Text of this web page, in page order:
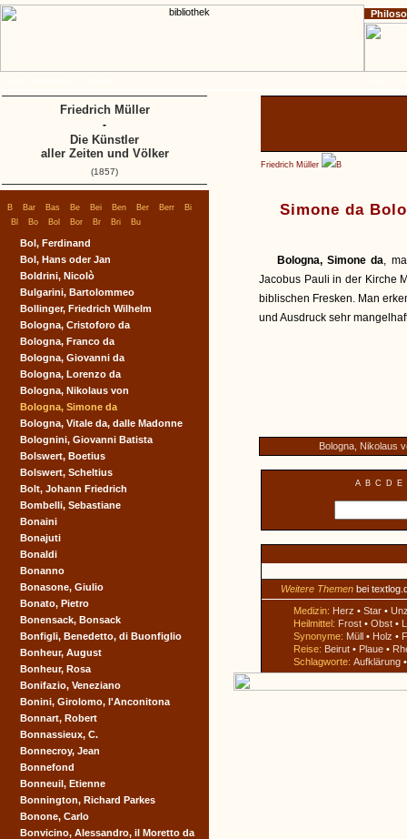
Friedrich Müller B
Simone da
Bologna, Simone da,
Jacobus Pauli in der Kirche
biblischen Fresken. Man
und Ausdruck sehr
Bologna, Nikolaus
A B C D E
Weitere Themen bei
Medizin: Herz • Star •
Heilmittel: Frost • Obst •
Synonyme: Müll • Holz •
Reise: Beirut • Plaue •
Schlagworte: Aufklärung
B Bar Bas Be Bei Ben Ber Berr Bi
Bl Bo Bol Bor Br Bri Bu
Bol, Ferdinand
Bol, Hans oder Jan
Boldrini, Nicolò
Bulgarini, Bartolommeo
Bollinger, Friedrich Wilhelm
Bologna, Cristoforo da
Bologna, Franco da
Bologna, Giovanni da
Bologna, Lorenzo da
Bologna, Nikolaus von
Bologna, Simone da
Bologna, Vitale da, dalle Madonne
Bolognini, Giovanni Batista
Bolswert, Boetius
Bolswert, Scheltius
Bolt, Johann Friedrich
Bombelli, Sebastiane
Bonaini
Bonajuti
Bonaldi
Bonanno
Bonasone, Giulio
Bonato, Pietro
Bonensack, Bonsack
Bonfigli, Benedetto, di Buonfiglio
Bonheur, August
Bonheur, Rosa
Bonifazio, Veneziano
Bonini, Girolomo, l'Anconitona
Bonnart, Robert
Bonnassieux, C.
Bonnecroy, Jean
Bonnefond
Bonneuil, Etienne
Bonnington, Richard Parkes
Bonone, Carlo
Bonvicino, Alessandro, il Moretto da
Friedrich Müller
-
Die Künstler
aller Zeiten und Völker
(1857)